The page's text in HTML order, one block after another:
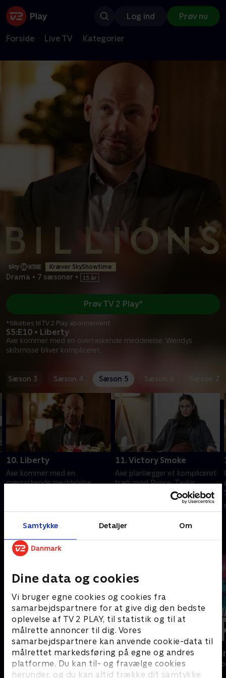
Samtykke Detaljer Om
Dine data og cookies
Vi bruger egne cookies og cookies fra
samarbejdspartnere for at give dig den bedste
oplevelse af TV 2 PLAY, til statistik og til at
målrette annoncer til dig. Vores
samarbejdspartnere kan anvende cookie-data til
målrettet markedsføring på egne og andres
platforme. Du kan til- og fravælge cookies
herunder, og du kan altid trække dit samtykke
Log ind Prøv nu
Forside Live TV Kategorier
Kræver SkyShowtime
Drama • 7 sæsoner •
S5:E10 • Liberty
Axe kommer med en overraskende meddelelse. Wendys
skilsmisse bliver kompliceret.
Prøv TV 2 Play*
*tilkøbes til TV 2 Play abonnement
Sæson 3 Sæson 4 Sæson 5 Sæson 6 Sæson 7
10. Liberty
Axe kommer med en
overraskende meddelelse.
11. Victory Smoke
Axe planlægger et kompliceret
træk mod Prince. Taylor
hverver en gammel fjende.
5. september 2022 • 57 min
Andre så også
Nepobaby
Drama • 1 sæsoner
Happy
Drama • 1